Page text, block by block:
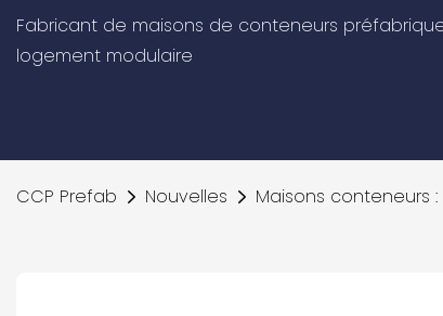
Fabricant de maisons de conteneurs
logement modulaire
CCP Prefab Nouvelles Maisons conteneurs